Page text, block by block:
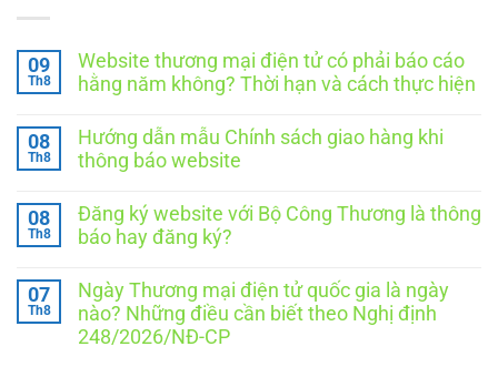
09
Th8
Website thương mại điện tử có phải báo cáo
hằng năm không? Thời hạn và cách thực hiện
bình
luận
ở
mại
điện
tử
phải
báo
cáo
hằng
năm
08
Th8
Hướng dẫn mẫu Chính sách giao hàng khi
thông báo website
bình
luận
ở
mẫu
Chính
sách
giao
08
Th8
Đăng ký website với Bộ Công Thương là thông
báo hay đăng ký?
bình
luận
ở
Đăng
07
Th8
Ngày Thương mại điện tử quốc gia là ngày
nào? Những điều cần biết theo Nghị định
248/2026/NĐ-CP